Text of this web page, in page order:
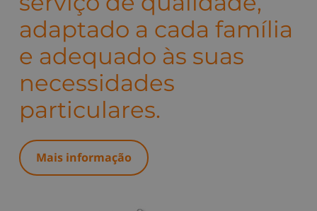
adaptado a cada família
e adequado às suas
necessidades
particulares.
Mais informação